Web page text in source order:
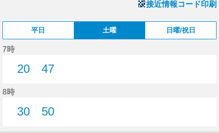
接近情報コード印刷
平日 土曜 日曜/祝日
7時
20
47
8時
30
50